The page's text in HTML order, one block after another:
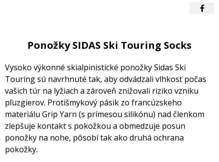
Ponožky SIDAS Ski Touring Socks
Vysoko výkonné skialpinistické ponožky Sidas Ski
Touring sú navrhnuté tak, aby odvádzali vlhkosť počas
vašich túr na lyžiach a zároveň znižovali riziko vzniku
pľuzgierov. Protišmykový pásik zo francúzskeho
materiálu Grip Yarn (s prímesou silikónu) nad členkom
zlepšuje kontakt s pokožkou a obmedzuje posun
ponožky na nohe, pôsobí tak ako druhá ochrana
pokožky.